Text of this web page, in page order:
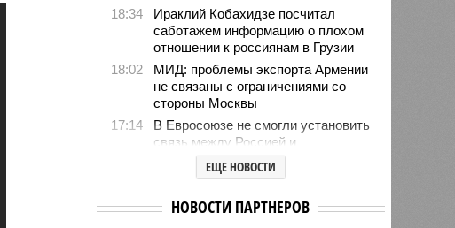
18:34
Ираклий Кобахидзе посчитал
саботажем информацию о плохом
отношении к россиянам в Грузии
18:02
МИД: проблемы экспорта Армении
не связаны с ограничениями со
стороны Москвы
17:14
В Евросоюзе не смогли установить
связь между Россией и
миграционным кризисом в Сеуте
Ямпольская объяснила причины
ведущие вузы страны
ЕЩЕ НОВОСТИ
НОВОСТИ ПАРТНЕРОВ